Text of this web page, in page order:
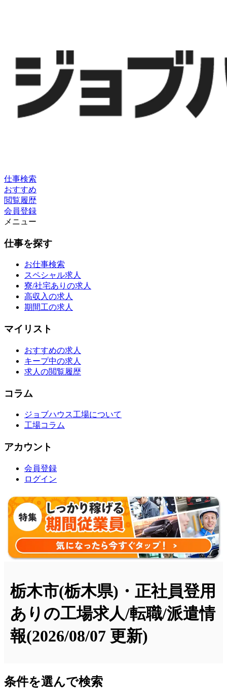
仕事検索
おすすめ
閲覧履歴
会員登録
メニュー
仕事を探す
お仕事検索
スペシャル求人
寮/社宅ありの求人
高収入の求人
期間工の求人
マイリスト
おすすめの求人
キープ中の求人
求人の閲覧履歴
コラム
ジョブハウス工場について
工場コラム
アカウント
会員登録
ログイン
栃木市(栃木県)・正社員登用
ありの工場求人/転職/派遣情
報(2026/08/07 更新)
条件を選んで検索